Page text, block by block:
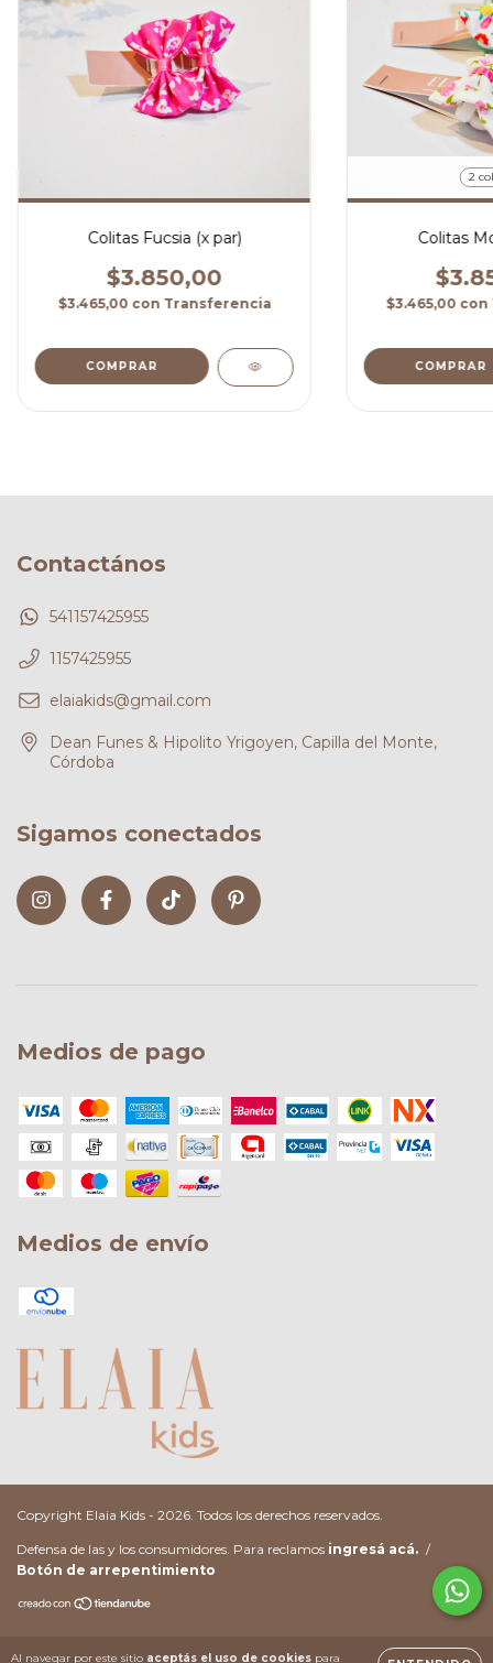
Al navegar por este sitio aceptás el uso de cookies para
Colitas Fucsia (x par)
$3.850,00
$3.465,00 con Transferencia
COMPRAR
2
Colitas
$3.465,00 con
COMPRAR
Contactános
541157425955
1157425955
elaiakids@gmail.com
Dean Funes & Hipolito Yrigoyen, Capilla del Monte,
Córdoba
Sigamos conectados
Medios de pago
Medios de envío
Copyright Elaia Kids - 2026. Todos los derechos reservados.
Defensa de las y los consumidores. Para reclamos ingresá acá. /
Botón de arrepentimiento